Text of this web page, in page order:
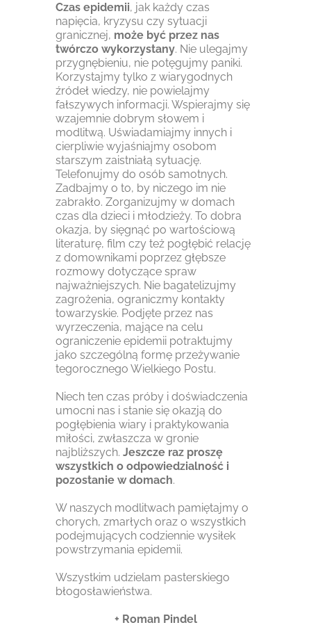
Czas epidemii, jak każdy czas
napięcia, kryzysu czy sytuacji
granicznej, może być przez nas
twórczo wykorzystany. Nie ulegajmy
przygnębieniu, nie potęgujmy paniki.
Korzystajmy tylko z wiarygodnych
źródeł wiedzy, nie powielajmy
fałszywych informacji. Wspierajmy się
wzajemnie dobrym słowem i
modlitwą. Uświadamiajmy innych i
cierpliwie wyjaśniajmy osobom
starszym zaistniałą sytuację.
Telefonujmy do osób samotnych.
Zadbajmy o to, by niczego im nie
zabrakło. Zorganizujmy w domach
czas dla dzieci i młodzieży. To dobra
okazja, by sięgnąć po wartościową
literaturę, film czy też pogłębić relację
z domownikami poprzez głębsze
rozmowy dotyczące spraw
najważniejszych. Nie bagatelizujmy
zagrożenia, ograniczmy kontakty
towarzyskie. Podjęte przez nas
wyrzeczenia, mające na celu
ograniczenie epidemii potraktujmy
jako szczególną formę przeżywanie
tegorocznego Wielkiego Postu.
Niech ten czas próby i doświadczenia
umocni nas i stanie się okazją do
pogłębienia wiary i praktykowania
miłości, zwłaszcza w gronie
najbliższych.Jeszcze raz proszę
wszystkich o odpowiedzialność i
pozostanie w domach.
W naszych modlitwach pamiętajmy o
chorych, zmarłych oraz o wszystkich
podejmujących codziennie wysiłek
powstrzymania epidemii.
Wszystkim udzielam pasterskiego
błogosławieństwa.
+ Roman Pindel